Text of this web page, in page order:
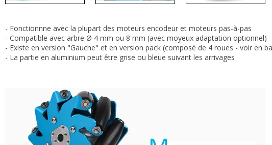
- Fonctionnne avec la plupart des moteurs encodeur et moteurs pas-à-pas
- Compatible avec arbre Ø 4 mm ou 8 mm (avec moyeux adaptation optionnel)
- Existe en version "Gauche" et en version pack (composé de 4 roues - voir en
- La partie en aluminium peut être grise ou bleue suivant les arrivages